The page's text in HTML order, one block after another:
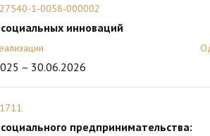
1-0058-000002
инноваций
– 30.06.2026
предпринимательства: